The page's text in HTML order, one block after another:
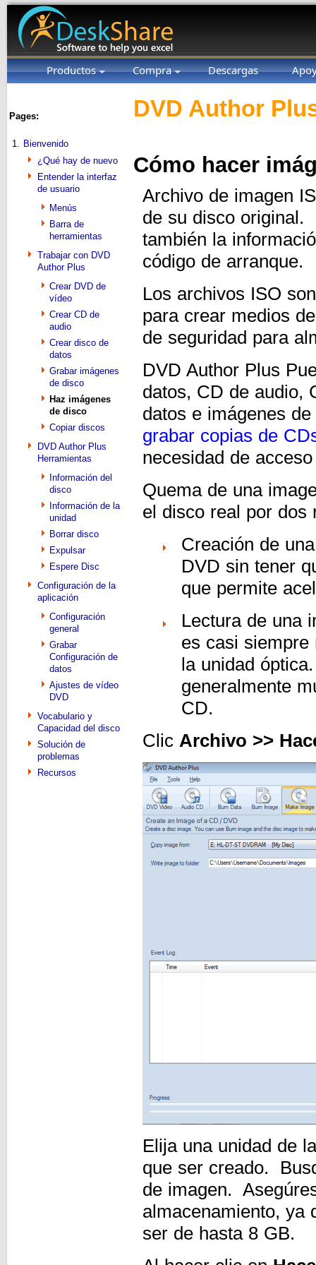
Productos Compra Descargas
Pages:
1. Bienvenido
¿Qué hay de nuevo
Entender la interfaz
de usuario
Menús
Barra de
herramientas
Trabajar con DVD
Author Plus
Crear DVD de
vídeo
Crear CD de
audio
Crear disco de
datos
Grabar imágenes
de disco
Haz imágenes
de disco
Copiar discos
DVD Author Plus
Herramientas
Información del
disco
Información de la
unidad
Borrar disco
Expulsar
Espere Disc
Configuración de la
aplicación
Configuración
general
Grabar
Configuración de
datos
Ajustes de vídeo
DVD
Vocabulario y
Capacidad del disco
Solución de
problemas
Recursos
DVD Author
Cómo hacer
Archivo de imagen
de su disco original.
también la
código de arranque.
Los archivos ISO
para crear medios
de seguridad para
DVD Author Plus
datos, CD de audio,
datos e imágenes
grabar copias de
necesidad de
Quema de una
el disco real por dos
Creación de
DVD sin tener
que permite
Lectura de una
es casi siempre
la unidad
generalmente
CD.
Clic Archivo >>
Elija una unidad de
que ser creado.
de imagen.
almacenamiento, ya
ser de hasta 8 GB.